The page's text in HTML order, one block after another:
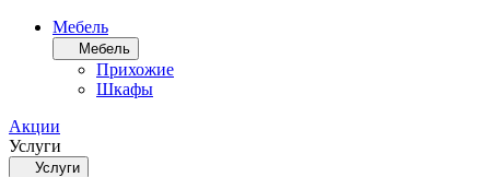
Мебель
Мебель
Прихожие
Шкафы
Акции
Услуги
Услуги